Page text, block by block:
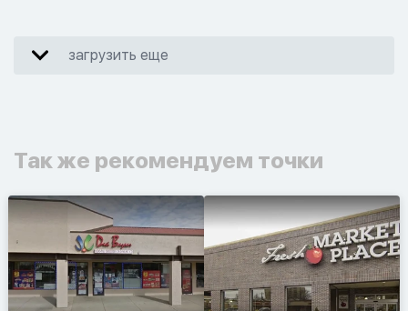
загрузить еще
Так же рекомендуем точки